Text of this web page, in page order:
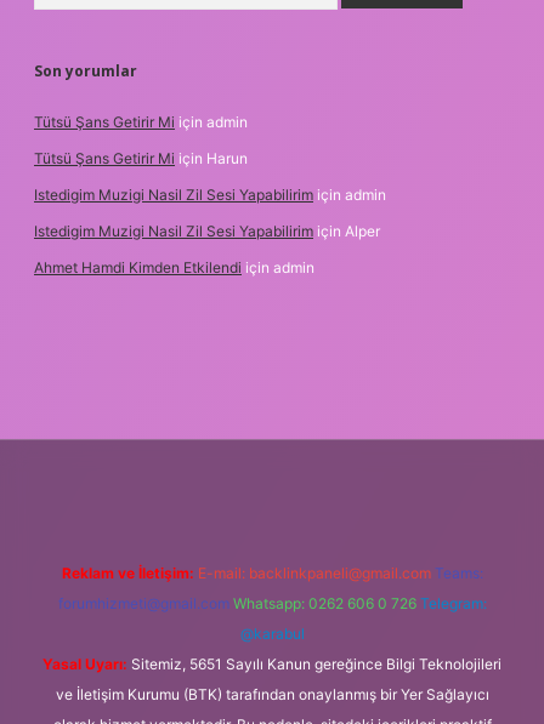
Son yorumlar
Tütsü Şans Getirir Mi için admin
Tütsü Şans Getirir Mi için Harun
Istedigim Muzigi Nasil Zil Sesi Yapabilirim için admin
Istedigim Muzigi Nasil Zil Sesi Yapabilirim için Alper
Ahmet Hamdi Kimden Etkilendi için admin
Reklam ve İletişim: E-mail: backlinkpaneli@gmail.com Teams:
forumhizmeti@gmail.com Whatsapp: 0262 606 0 726 Telegram:
@karabul
Yasal Uyarı: Sitemiz, 5651 Sayılı Kanun gereğince Bilgi Teknolojileri
ve İletişim Kurumu (BTK) tarafından onaylanmış bir Yer Sağlayıcı